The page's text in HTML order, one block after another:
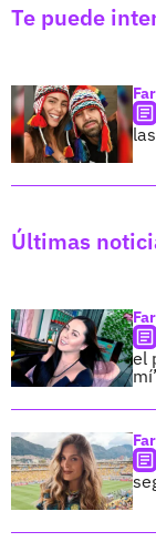
Te puede
Últimas
el